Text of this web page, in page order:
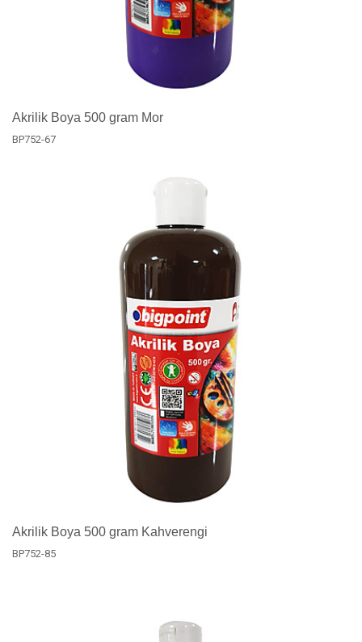
Akrilik Boya 500 gram Mor
BP752-67
Akrilik Boya 500 gram Kahverengi
BP752-85